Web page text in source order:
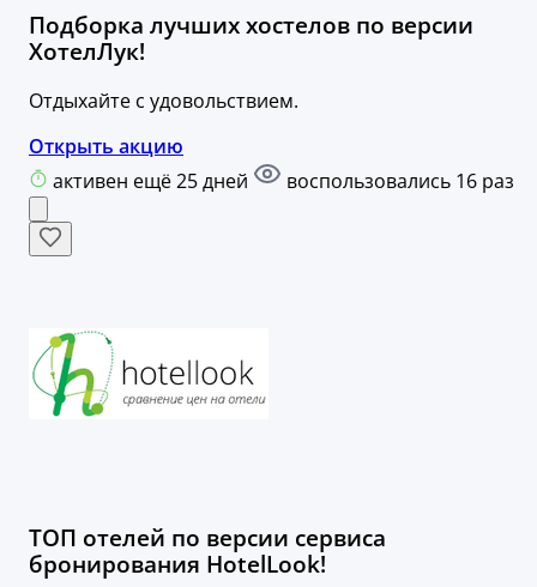
Подборка лучших хостелов по версии
ХотелЛук!
Отдыхайте с удовольствием.
Открыть акцию
активен ещё 25 дней
воспользовались 16 раз
ТОП отелей по версии сервиса
бронирования HotelLook!